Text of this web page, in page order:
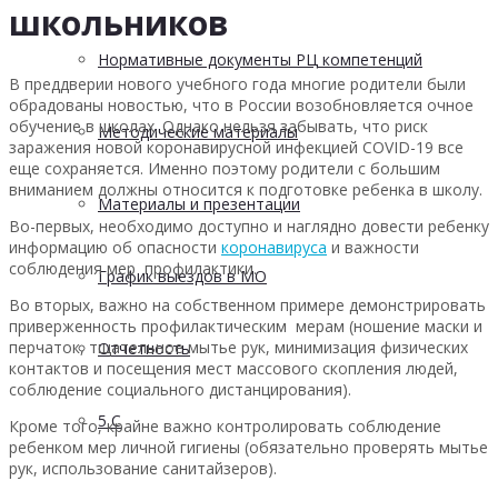
Нормативные документы РЦ компетенций
Методические материалы
Материалы и презентации
График выездов в МО
Отчетность
5 С
школьников
В преддверии нового учебного года многие родители были
обрадованы новостью, что в России возобновляется очное
обучение в школах. Однако нельзя забывать, что риск
заражения новой коронавирусной инфекцией COVID-19 все
еще сохраняется. Именно поэтому родители с большим
вниманием должны относится к подготовке ребенка в школу.
Во-первых, необходимо доступно и наглядно довести ребенку
информацию об опасности коронавируса и важности
соблюдения мер профилактики.
Во вторых, важно на собственном примере демонстрировать
приверженность профилактическим мерам (ношение маски и
перчаток, тщательное мытье рук, минимизация физических
контактов и посещения мест массового скопления людей,
соблюдение социального дистанцирования).
Кроме того, крайне важно контролировать соблюдение
ребенком мер личной гигиены (обязательно проверять мытье
рук, использование санитайзеров).